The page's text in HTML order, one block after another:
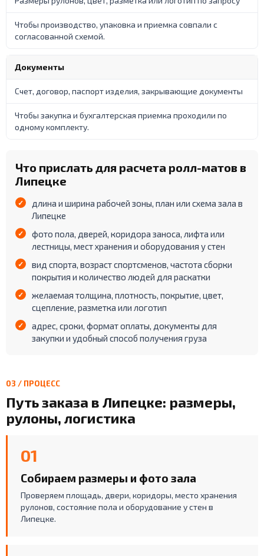
Чтобы производство, упаковка и приемка совпали с
согласованной схемой.
Документы
Счет, договор, паспорт изделия, закрывающие документы
Чтобы закупка и бухгалтерская приемка проходили по
одному комплекту.
Что прислать для расчета ролл-матов в
Липецке
длина и ширина рабочей зоны, план или схема зала в
Липецке
фото пола, дверей, коридора заноса, лифта или
лестницы, мест хранения и оборудования у стен
вид спорта, возраст спортсменов, частота сборки
покрытия и количество людей для раскатки
желаемая толщина, плотность, покрытие, цвет,
сцепление, разметка или логотип
адрес, сроки, формат оплаты, документы для
закупки и удобный способ получения груза
03 / ПРОЦЕСС
Путь заказа в Липецке: размеры,
рулоны, логистика
01
Собираем размеры и фото зала
Проверяем площадь, двери, коридоры, место хранения
рулонов, состояние пола и оборудование у стен в
Липецке.